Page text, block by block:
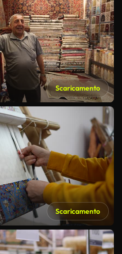
Scaricamento
Scaricamento